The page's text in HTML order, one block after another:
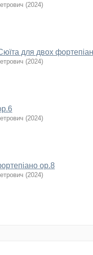
(2024)
для двох
(2024)
(2024)
ор.8
(2024)